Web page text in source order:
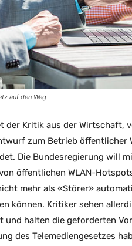
auf den Weg
der Kritik aus der Wirtschaft,
zum Betrieb öffentlicher
Die Bundesregierung will
öffentlichen WLAN-
mehr als «Störer»
können. Kritiker sehen
und halten die geforderten
des Telemediengesetzes